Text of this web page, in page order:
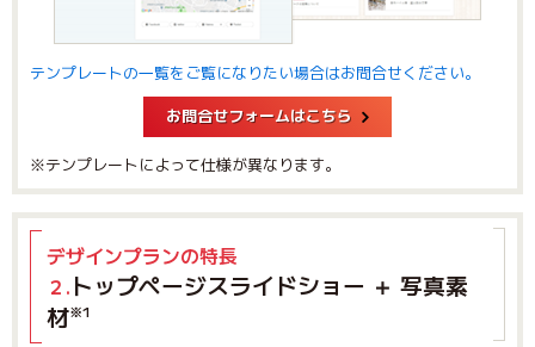
テンプレートの一覧をご覧になりたい場合はお問合せください。
お問合せフォームはこちら
※テンプレートによって仕様が異なります。
デザインプランの特長
２. トップページスライドショー ＋ 写真素
材※1